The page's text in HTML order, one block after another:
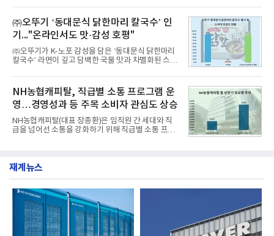
수력원자력, 한국석
떼는 6년 만에 선보이는 8세대 완전변경 모델로, ▲정
교한 선과 면을 중심으로 완성한 파격적인 디자인 ▲
과거 중형 세단 수준으로 확대된 차체 제원 ▲글로벌
최고 수준의 안전성 ▲성능과 효율을 동시에 높인 주
행 완성도 ▲첨단 편의 및 디지털 사양 적용 등을 통해
글로벌 준중형 세단의 새로운 기준을 세웠다.아반떼
는 가솔린 2.0과 1.6 하이브리드 두 가지 파워트레인
넘
㈜오뚜기 ‘동대문식 닭한마리 칼국수’ 인
기..."온라인서도 맛·감성 호평"
㈜오뚜기가 K-노포 감성을 담은 ‘동대문식 닭한마리
칼국수’ 라면이 깊고 담백한 국물 맛과 차별화된 스토
혔다.‘동대문식 닭한마리 칼국수’는 예상을 뛰어넘는
소비자 호응에 힘입어 지난 7월 13일 첫 선을 보인 지
단 18일 만에 누적 판매량 50만 개를 돌파하는 성과를
거두었다.이번 신제품은 개발진이 전국의 닭한마리
전문점을 직접 찾아 다니며 최적의 육수 비율을 완성
했다. 자극적이지 않으면서도 깊은 닭육수에 마늘의
개운한 풍미를 더했으며, 국물이 잘 배어들면서도 쫄
서도
NH농협캐피탈, 직급별 소통 프로그램 운
영…경영성과 등 주목 소비자 관심도 상승
NH농협캐피탈(대표 장종환)은 임직원 간 세대와 직
급을 넘어선 소통을 강화하기 위해 직급별 소통 프로
영지원부 홍보팀과 2026년 새로이(e)＊가 공동 주관
쳐 진행됐다.참고로 새로이(e)는 NH농협캐피탈 MZ
세대들로(과장~계장) 구성된 자율 참여조직으로, 조
직문화 혁신과 업무 효율성 향상을 위한 다양한 활동
을 추진하며,새로운 변화와 이로운 영향력을 조직전
반에 전파하는 역할
재계뉴스